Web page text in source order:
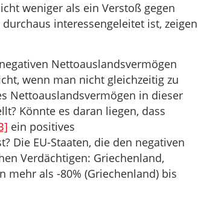
weniger als ein Verstoß gegen
interessengeleitet ist, zeigen
Nettoauslandsvermögen
wenn man nicht gleichzeitig zu
Nettoauslandsvermögen in dieser
Könnte es daran liegen, dass
ein positives
Die EU-Staaten, die den negativen
Verdächtigen: Griechenland,
mehr als -80% (Griechenland) bis